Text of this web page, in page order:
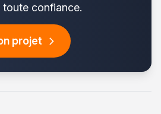
confiance.
projet